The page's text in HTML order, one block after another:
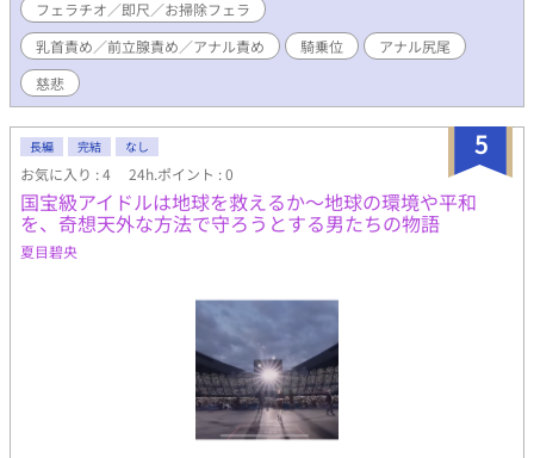
み」という独特の表情描写が読者の心を強く揺さぶる。 【ジャン
ル特徴・特色】 心理的エロティック・ヒューマンドラマ。「裏切
り」というテーマを軸に、贖罪と許しの深いテーマを扱う社会派
BL。各話完全に異なるエロ要素（手コキ→乳首責め→フェラ＋ア
ナル→騎乗位→相互オナニー）で読者を最後まで飽きさせない技
術的完成度。 【主要登場人物】 早川翔太（24）：会社員、親友へ
の裏切りに苦悩する感受性豊かな青年 神崎蓮（27）：タクシー運
転手、無口だが深い慈悲心を持つ包容力のある男性 佐藤・田中：
それぞれの親友として物語に深みを与える重要な脇役 【ストーリ
ー展開】 第1話：台風後の深夜、絶望的な翔太と蓮の出会い、海
岸での初回接触 第2話：翔太の過去告白と蓮の受容、野外での情
熱的な愛し合い 第3話：親友佐藤との和解と真実の発覚、初回ア
ンド達成 【読者が期待できる要素】 ・車内手コキ、野外乳首責
め、室内フェラ＋アナル、騎乗位、相互オナニーの完全差別化 ・
台風後の荒廃、月明かりの海岸、朝日の寝室など詩的な舞台設定
・罪悪感からの解放、自己受容、相互支援という成長物語 ・「同
時射精→時差射精→特殊射精→時差射精→特別同時射精」の巧妙
な構成 ・翔太の「涙の中の笑み」をはじめとする印象的な表情描
フェラチオ／即尺／お掃除フェラ
乳首責め／前立腺責め／アナル責め
騎乗位
アナル尻尾
慈悲
5
長編 完結 なし
お気に入り : 4 24h.ポイント : 0
国宝級アイドルは地球を救えるか～地球の環境や平和
を、奇想天外な方法で守ろうとする男たちの物語
夏目碧央